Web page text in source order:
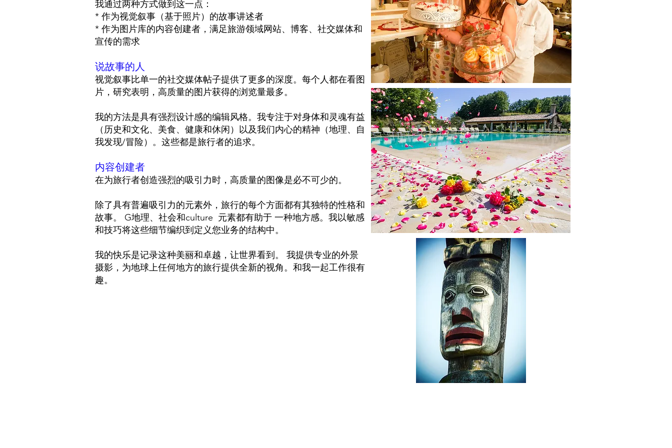
我通过两种方式做到这一点：
* 作为视觉叙事（基于照片）的故事讲述者
* 作为图片库的内容创建者，满足旅游领域网站、博客、社交媒体和
宣传的需求
说故事的人
视觉叙事比单一的社交媒体帖子提供了更多的深度。每个人都在看图
片，研究表明，高质量的图片获得的浏览量最多。
我的方法是具有强烈设计感的编辑风格。我专注于对身体和灵魂有益
（历史和文化、美食、健康和休闲）以及我们内心的精神（地理、自
我发现/冒险）。这些都是旅行者的追求。
内容创建者
在为旅行者创造强烈的吸引力时，高质量的图像是必不可少的。
除了具有普遍吸引力的元素外，旅行的每个方面都有其独特的性格和
故事。 G地理、社会和culture 元素都有助于 一种地方感。我以敏感
和技巧将这些细节编织到定义您业务的结构中。
我的快乐是记录这种美丽和卓越，让世界看到。 我提供专业的外景
摄影，为地球上任何地方的旅行提供全新的视角。 和我一起工作很有
趣。